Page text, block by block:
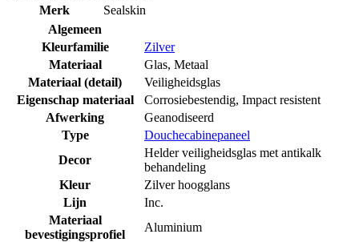
Merk
Sealskin
Algemeen
Kleurfamilie
Zilver
Materiaal
Glas, Metaal
Materiaal (detail)
Veiligheidsglas
Eigenschap materiaal
Corrosiebestendig, Impact resistent
Afwerking
Geanodiseerd
Type
Douchecabinepaneel
Decor
Helder veiligheidsglas met antikalk
behandeling
Kleur
Zilver hoogglans
Lijn
Inc.
Materiaal
bevestigingsprofiel
Aluminium